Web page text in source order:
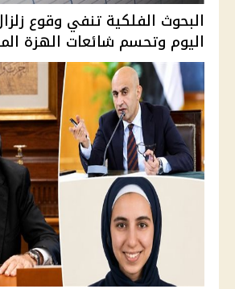
البحوث الفلكية تنفي وقوع
اليوم وتحسم شائعات الهزة